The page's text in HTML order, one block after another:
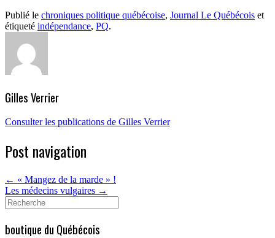
Publié le chroniques politique québécoise, Journal Le Québécois et
étiqueté indépendance, PQ.
Gilles Verrier
Consulter les publications de Gilles Verrier
Post navigation
← « Mangez de la marde » !
Les médecins vulgaires →
Search
for:
boutique du Québécois